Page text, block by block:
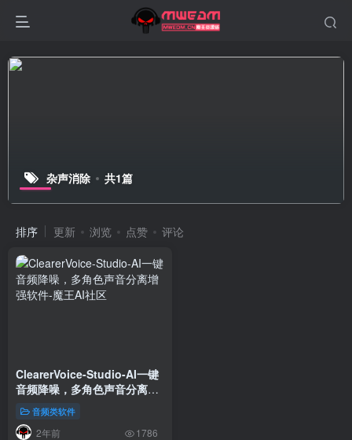
杂声消除 共1篇
排序 更新 浏览 点赞 评论
ClearerVoice-Studio-AI一键
音频降噪，多角色声音分离增
强软件
音频类软件
2年前 1786